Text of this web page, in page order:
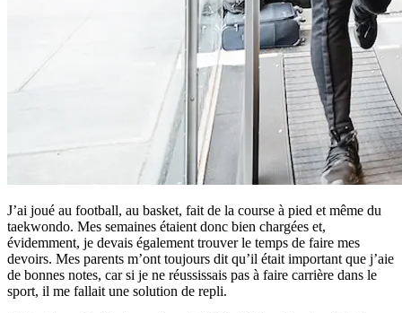
J’ai joué au football, au basket, fait de la course à pied et même du
taekwondo. Mes semaines étaient donc bien chargées et,
évidemment, je devais également trouver le temps de faire mes
devoirs. Mes parents m’ont toujours dit qu’il était important que j’aie
de bonnes notes, car si je ne réussissais pas à faire carrière dans le
sport, il me fallait une solution de repli.